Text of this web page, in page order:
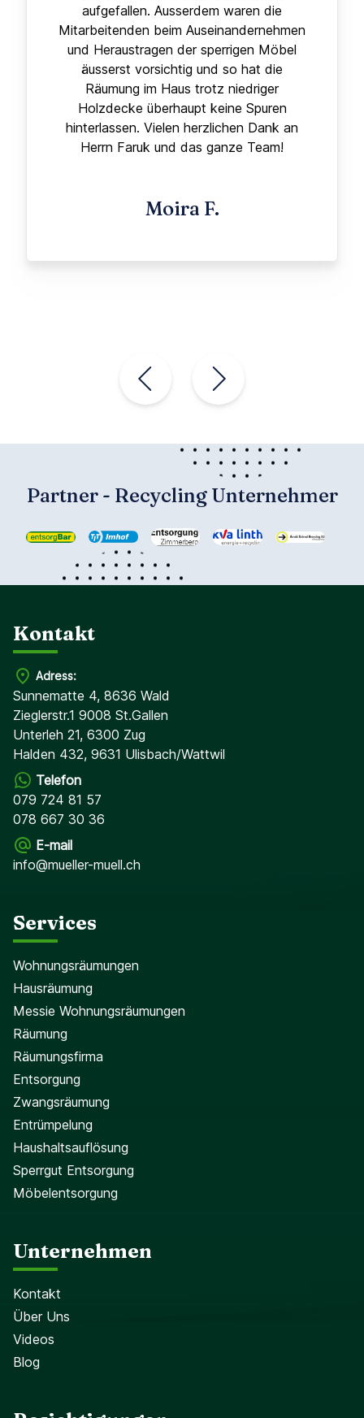
aufgefallen. Ausserdem waren die
Mitarbeitenden beim Auseinandernehmen
und Heraustragen der sperrigen Möbel
äusserst vorsichtig und so hat die
Räumung im Haus trotz niedriger
Holzdecke überhaupt keine Spuren
hinterlassen. Vielen herzlichen Dank an
Herrn Faruk und das ganze Team!
Moira F.
Partner - Recycling Unternehmer
Kontakt
Adress:
Sunnematte 4, 8636 Wald
Zieglerstr.1 9008 St.Gallen
Unterleh 21, 6300 Zug
Halden 432, 9631 Ulisbach/Wattwil
Telefon
079 724 81 57
078 667 30 36
E-mail
info@mueller-muell.ch
Services
Wohnungsräumungen
Hausräumung
Messie Wohnungsräumungen
Räumung
Räumungsfirma
Entsorgung
Zwangsräumung
Entrümpelung
Haushaltsauflösung
Sperrgut Entsorgung
Möbelentsorgung
Unternehmen
Kontakt
Über Uns
Videos
Blog